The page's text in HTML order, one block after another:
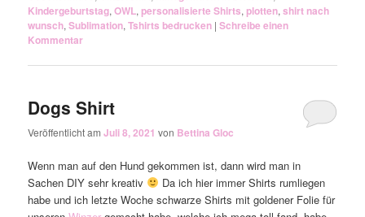
Kindergeburtstag,OWL,personalisierte Shirts,plotten,shirt nach
wunsch,Sublimation,Tshirts bedrucken |Schreibe einen
Kommentar
Dogs Shirt
Veröffentlicht amJuli 8, 2021 von Bettina Gloc
Wenn man auf den Hund gekommen ist, dann wird man in
Sachen DIY sehr kreativ
Da ich hier immer Shirts rumliegen
habe und ich letzte Woche schwarze Shirts mit goldener Folie für